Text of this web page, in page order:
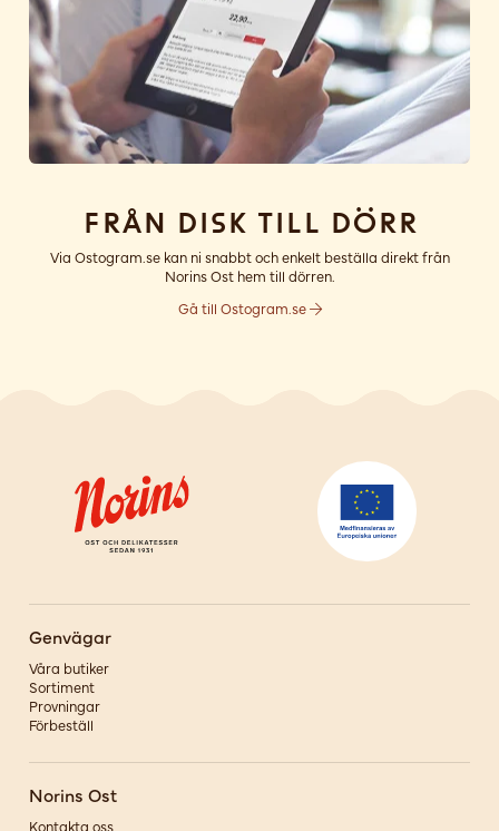
Från disk till dörr
Via Ostogram.se kan ni snabbt och enkelt beställa direkt från
Norins Ost hem till dörren.
Gå till Ostogram.se
Genvägar
Våra butiker
Sortiment
Provningar
Förbeställ
Norins Ost
Kontakta oss